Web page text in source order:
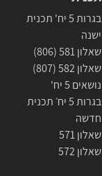
בגרות 5 יח' תכנית
ישנה
שאלון 581 (806)
שאלון 582 (807)
נושאים 5 יח'
בגרות 5 יח׳ תכנית
חדשה
שאלון 571
שאלון 572